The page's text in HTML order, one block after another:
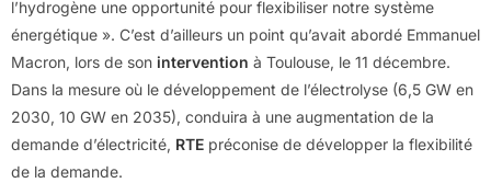
l’hydrogène une opportunité pour flexibiliser notre système
énergétique ». C’est d’ailleurs un point qu’avait abordé Emmanuel
Macron, lors de son intervention à Toulouse, le 11 décembre.
Dans la mesure où le développement de l’électrolyse (6,5 GW en
2030, 10 GW en 2035), conduira à une augmentation de la
demande d’électricité, RTE préconise de développer la flexibilité
de la demande.